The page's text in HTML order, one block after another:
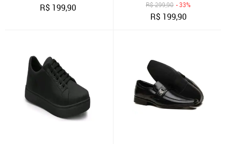
R$ 199,90 R$299,90 - 33%
R$ 199,90